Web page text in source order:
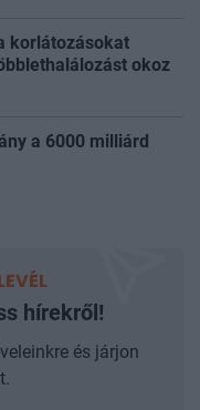
korlátozásokat
okoz
a 6000 milliárd
hírekről!
és járjon